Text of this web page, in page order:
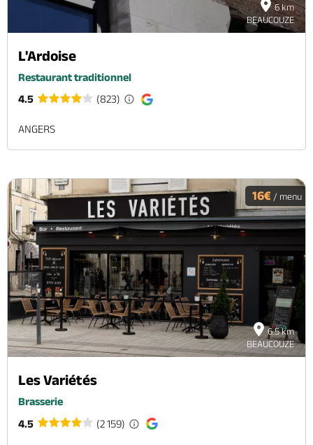
6 km
BEAUCOUZE
L'Ardoise
Restaurant traditionnel
4.5
(823)
ANGERS
6.5 km
BEAUCOUZE
16€ / menu
Les Variétés
Brasserie
4.5
(2 159)